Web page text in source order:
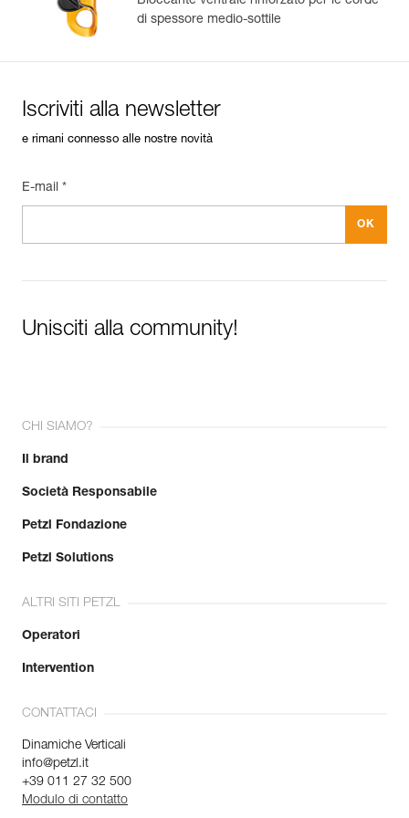
di spessore medio-sottile
Iscriviti alla newsletter
e rimani connesso alle nostre novità
E-mail *
Unisciti alla community!
CHI SIAMO?
Il brand
Società Responsabile
Petzl Fondazione
Petzl Solutions
ALTRI SITI PETZL
Operatori
Intervention
CONTATTACI
Dinamiche Verticali
info@petzl.it
+39 011 27 32 500
Modulo di contatto